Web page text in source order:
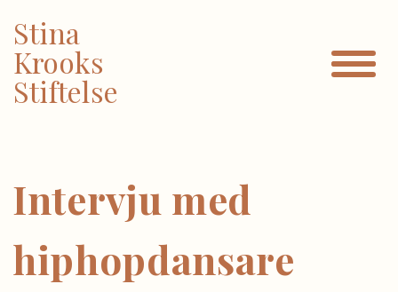
Stina
Krooks
Stiftelse
Intervju med
hiphopdansare